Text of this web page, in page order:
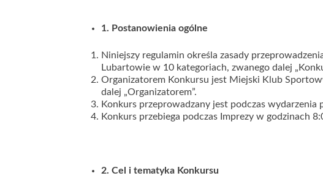
1. Postanowienia ogólne
Niniejszy regulamin określa zasady
Lubartowie w 10 kategoriach, zwanego dalej
Organizatorem Konkursu jest Miejski Klub
dalej „Organizatorem”.
Konkurs przeprowadzany jest podczas wydarzenia
Konkurs przebiega podczas Imprezy w godzinach
2. Cel i tematyka Konkursu